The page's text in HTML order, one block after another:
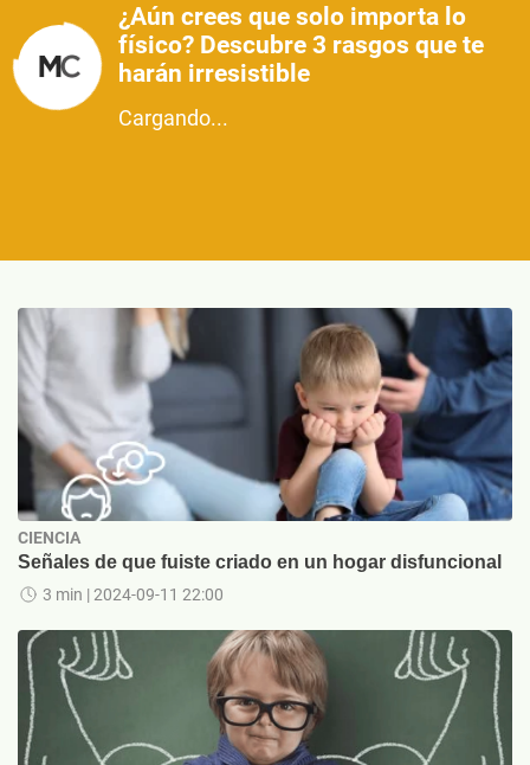
¿Aún crees que solo importa lo
físico? Descubre 3 rasgos que te
harán irresistible
Cargando...
CIENCIA
Señales de que fuiste criado en un hogar disfuncional
3 min | 2024-09-11 22:00